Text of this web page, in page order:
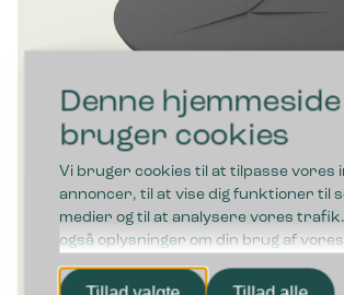
Denne hjemmeside
bruger cookies
Vi bruger cookies til at tilpasse vores
annoncer, til at vise dig funktioner til
medier og til at analysere vores
også oplysninger om din brug af vores
hjemmeside med vores partnere
medier, annonceringspartnere og
Bica Flaskeindkast Ø18